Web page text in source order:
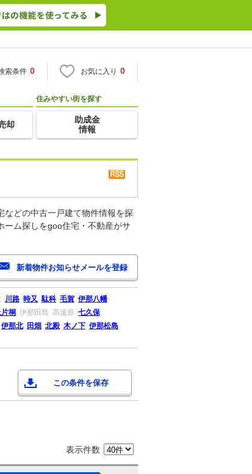
索条件 0 お気に入り 0
却
住みやすい街を探す
助成金
情報
どの中古一戸建て物件情報を探
ーム探しをgoo住宅・不動産がサ
川路 時又 駄科 毛賀 伊那八幡
桐 伊那田島 高遠原 七久保
伊那北 田畑 北殿 木ノ下 伊那松島
この条件を保存
表示件数